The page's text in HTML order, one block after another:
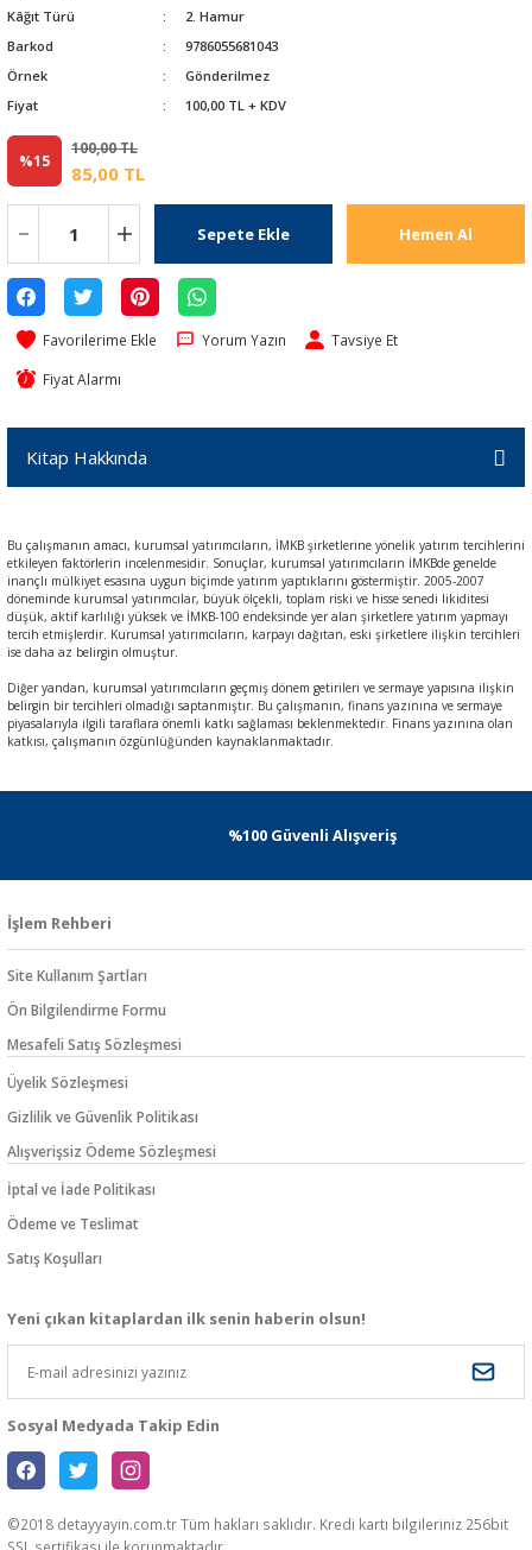
Kâğıt Türü
2. Hamur
Barkod
9786055681043
Örnek
Gönderilmez
Fiyat
100,00 TL + KDV
%15
100,00 TL
85,00 TL
Sepete Ekle Hemen Al
Yorum Yazın Tavsiye Et
Fiyat Alarmı
Kitap Hakkında
Bu çalışmanın amacı, kurumsal yatırımcıların, İMKB şirketlerine yönelik yatırım tercihlerini
etkileyen faktörlerin incelenmesidir. Sonuçlar, kurumsal yatırımcıların İMKBde genelde
inançlı mülkiyet esasına uygun biçimde yatırım yaptıklarını göstermiştir. 2005-2007
döneminde kurumsal yatırımcılar, büyük ölçekli, toplam riski ve hisse senedi likiditesi
düşük, aktif karlılığı yüksek ve İMKB-100 endeksinde yer alan şirketlere yatırım yapmayı
tercih etmişlerdir. Kurumsal yatırımcıların, karpayı dağıtan, eski şirketlere ilişkin tercihleri
ise daha az belirgin olmuştur.
Diğer yandan, kurumsal yatırımcıların geçmiş dönem getirileri ve sermaye yapısına ilişkin
belirgin bir tercihleri olmadığı saptanmıştır. Bu çalışmanın, finans yazınına ve sermaye
piyasalarıyla ilgili taraflara önemli katkı sağlaması beklenmektedir. Finans yazınına olan
katkısı, çalışmanın özgünlüğünden kaynaklanmaktadır.
%100 Güvenli Alışveriş
İşlem Rehberi
Site Kullanım Şartları
Ön Bilgilendirme Formu
Mesafeli Satış Sözleşmesi
Üyelik Sözleşmesi
Gizlilik ve Güvenlik Politikası
Alışverişsiz Ödeme Sözleşmesi
İptal ve İade Politikası
Ödeme ve Teslimat
Satış Koşulları
Yeni çıkan kitaplardan ilk senin haberin olsun!
Sosyal Medyada Takip Edin
©2018 detayyayin.com.tr Tüm hakları saklıdır. Kredi kartı bilgileriniz 256bit